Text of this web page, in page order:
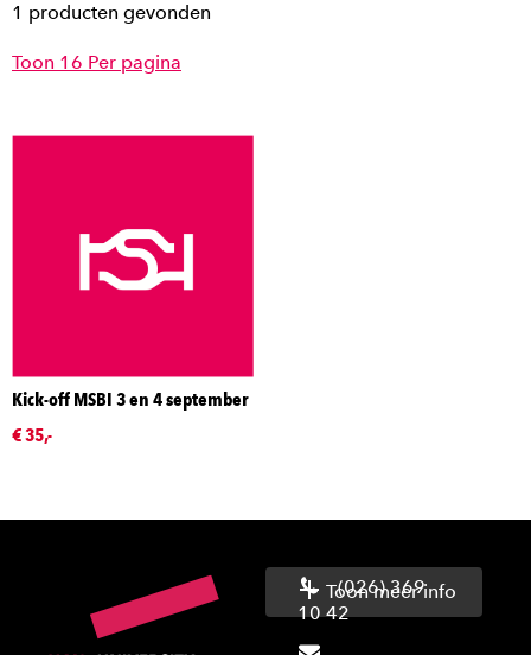
1 producten gevonden
Toon 16 Per pagina
Kick-off MSBI 3 en 4 september
€ 35,-
(026) 369
10 42
Toon meer info